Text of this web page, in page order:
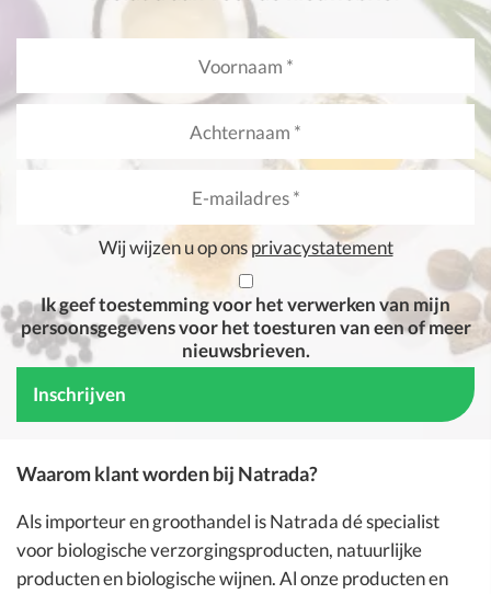
Wij wijzen u op onsprivacystatement
Ik geef toestemming voor het verwerken van mijn
persoonsgegevens voor het toesturen van een of meer
nieuwsbrieven.
Waarom klant worden bij Natrada?
Als importeur en groothandel isNatradadé specialist
voorbiologische verzorgingsproducten, natuurlijke
producten enbiologische wijnen. Al onze producten en